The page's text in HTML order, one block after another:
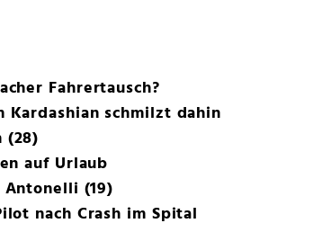
Fahrertausch?
Kardashian schmilzt dahin
(28)
auf Urlaub
(19)
nach Crash im Spital